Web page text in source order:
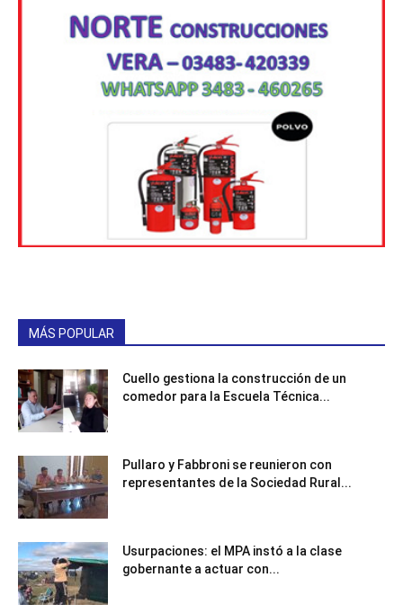
MÁS POPULAR
Cuello gestiona la construcción de un
comedor para la Escuela Técnica...
Pullaro y Fabbroni se reunieron con
representantes de la Sociedad Rural...
Usurpaciones: el MPA instó a la clase
gobernante a actuar con...